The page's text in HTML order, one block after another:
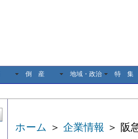
倒 産 地域・政治 特 集
ホーム ＞ 企業情報 ＞ 阪